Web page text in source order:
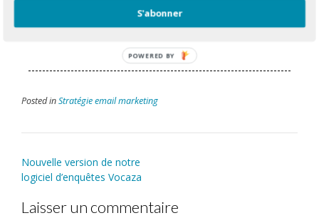
Posted inStratégie email marketing
Nouvelle version de notre
logiciel d’enquêtes Vocaza
Laisser un commentaire
S'abonner
POWERED BY